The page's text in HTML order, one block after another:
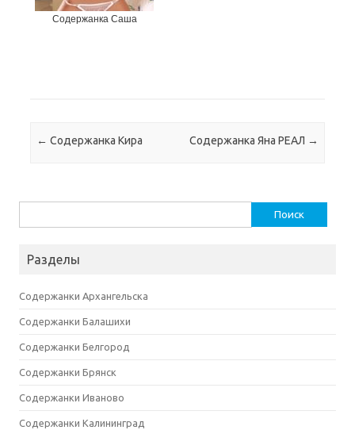
Содержанка Саша
Навигация по записям
← Содержанка Кира Содержанка Яна РЕАЛ →
Разделы
Содержанки Архангельска
Содержанки Балашихи
Содержанки Белгород
Содержанки Брянск
Содержанки Иваново
Содержанки Калининград